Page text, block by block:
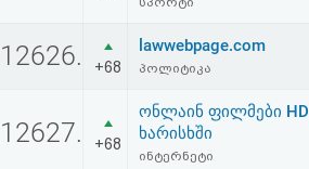
შეთანხმება
12626. +68
lawwebpage.com
პოლიტიკა
12627. +68
ონლაინ ფილმები HD
ხარისხში
ინტერნეტი